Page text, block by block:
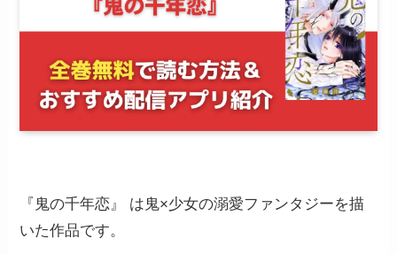
『鬼の千年恋』 は鬼×少女の溺愛ファンタジーを描
いた作品です。